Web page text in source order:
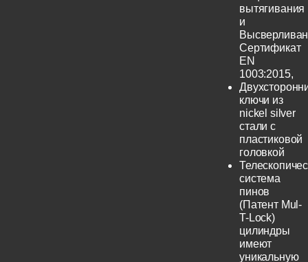
вытягивания
и
Сертификат
EN
1003:2015,
ключи из
nickel silver
стали с
пластиковой
головкой
система
пинов
(Патент Mul-
T-Lock)
цилиндры
имеют
уникальную